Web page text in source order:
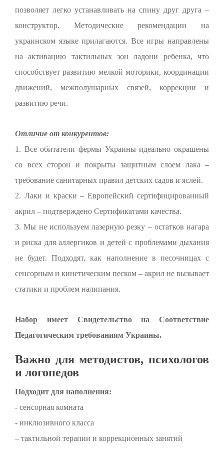
позволяет легко устанавливать на спину друг друга –
конструктор. Методические рекомендации на
украинском языке прилагаются. Все игры направлены
на активацию тактильных зон ладони ребенка, что
способствует развитию мелкой моторики, координации
движений, межполушарных связей, коррекции и
развитию речи.
Отличие от конкурентов:
1. Все обитатели фермы Украины идеально окрашены
со всех сторон и покрыты защитным слоем лака –
требование санитарных правил детских садов и яслей.
2. Лаки и краски – Европейский сертифицированный
акрил – подтверждено Сертификатами качества.
3. Мы не используем лазерную резку – остатков нагара
и риска для аллергиков и детей с проблемами дыхания
не будет. Подходят, как наполнение в песочницах с
сенсорным и кинетическим песком – акрил не вызывает
статики и проблем налипания.
Набор имеет Свидетельство на Соответствие
Педагогическим требованиям Украины.
Важно для методистов, психологов
и логопедов
Подходит для наполнения:
- сенсорная комната
- инклюзивного класса
– тактильной терапии и коррекционных занятий